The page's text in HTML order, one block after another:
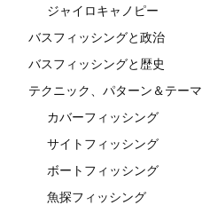
ジャイロキャノピー
バスフィッシングと政治
バスフィッシングと歴史
テクニック、パターン＆テーマ
カバーフィッシング
サイトフィッシング
ボートフィッシング
魚探フィッシング